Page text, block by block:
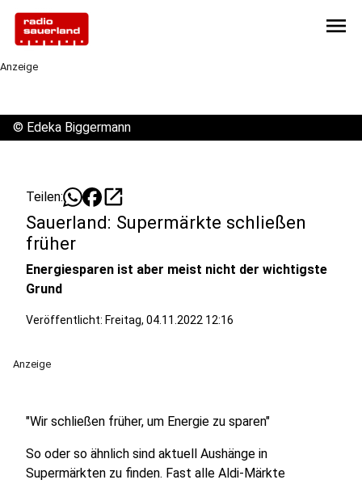
menu
Anzeige
© Edeka Biggermann
Teilen: open_in_new
Sauerland: Supermärkte schließen
früher
Energiesparen ist aber meist nicht der wichtigste
Grund
Veröffentlicht: Freitag, 04.11.2022 12:16
Anzeige
"Wir schließen früher, um Energie zu sparen"
So oder so ähnlich sind aktuell Aushänge in
Supermärkten zu finden. Fast alle Aldi-Märkte